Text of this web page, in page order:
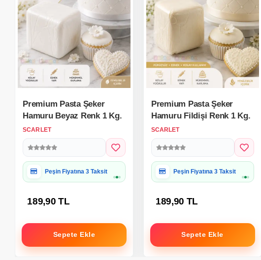
Premium Pasta Şeker
Hamuru Beyaz Renk 1 Kg.
SCARLET
Hediye Paketine Uygun
189,90 TL
Sepete Ekle
Premium Pasta Şeker
Hamuru Fildişi Renk 1 Kg.
SCARLET
Hediye Paketine Uygun
189,90 TL
Sepete Ekle